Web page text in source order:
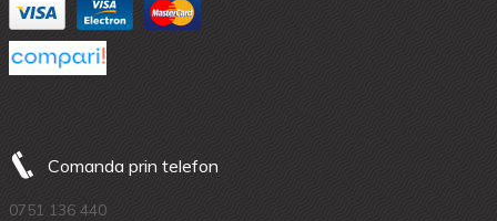
Comanda prin telefon
0751 136 440